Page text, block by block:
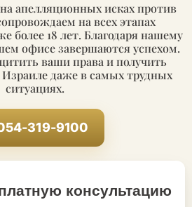
апелляционных исках против
на всех этапах
более 18 лет. Благодаря нашему
офисе завершаются успехом.
ваши права и получить
даже в самых трудных
ситуациях.
319-9100
консультацию